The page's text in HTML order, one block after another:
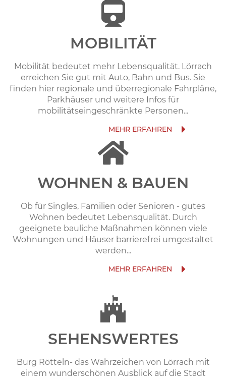
MOBILITÄT
Mobilität bedeutet mehr Lebensqualität. Lörrach
erreichen Sie gut mit Auto, Bahn und Bus. Sie
finden hier regionale und überregionale Fahrpläne,
Parkhäuser und weitere Infos für
mobilitätseingeschränkte Personen...
WOHNEN & BAUEN
Ob für Singles, Familien oder Senioren - gutes
Wohnen bedeutet Lebensqualität. Durch
geeignete bauliche Maßnahmen können viele
Wohnungen und Häuser barrierefrei umgestaltet
werden...
SEHENSWERTES
Burg Rötteln- das Wahrzeichen von Lörrach mit
einem wunderschönen Ausblick auf die Stadt